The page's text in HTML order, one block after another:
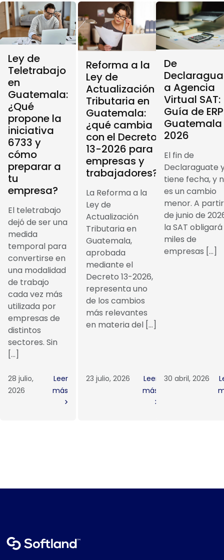
Ley de
Teletrabajo
en
Guatemala:
¿Qué
propone la
iniciativa
6733 y
cómo
preparar a
tu
empresa?
El teletrabajo
dejó de ser una
medida
temporal para
convertirse en
una modalidad
de trabajo
cada vez más
utilizada por
empresas de
distintos
sectores. Sin
[…]
28 julio,
2026
Leer
más
Reforma a la
Ley de
Actualización
Tributaria en
Guatemala:
¿qué cambia
con el Decreto
13-2026 para
empresas y
trabajadores?
La Reforma a la
Ley de
Actualización
Tributaria en
Guatemala,
aprobada
mediante el
Decreto 13-2026,
representa uno
de los cambios
más relevantes
en materia del […]
23 julio, 2026
Leer
más
De
a Agencia
Virtual SAT:
Guía de ERP
Guatemala
2026
El fin de
Declaraguate
tiene fecha, y
es un cambio
menor. A partir
de junio de
la SAT
miles de
empresas […]
30 abril, 2026